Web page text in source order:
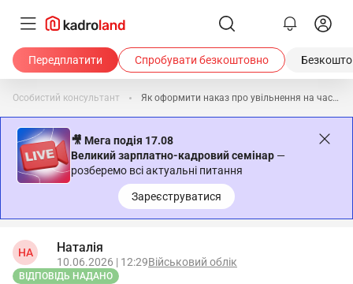
Передплатити Спробувати безкоштовно
Особистий консультант Як оформити наказ про увільнення на час ВЛК
🎥 Мега подія 17.08
Великий зарплатно-кадровий семінар —
розберемо всі актуальні питання
Зареєструватися
НА Наталія
10.06.2026 | 12:29Військовий облік
ВІДПОВІДЬ НАДАНО